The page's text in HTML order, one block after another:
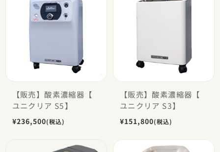
【販売】酸素濃縮器【
ユニクリア S5】
¥236,500(税込)
【販売】酸素濃縮器【
ユニクリア S3】
¥151,800(税込)